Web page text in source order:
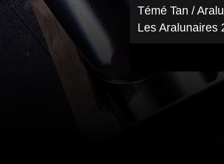
Témé Tan /
Les Aralunaires